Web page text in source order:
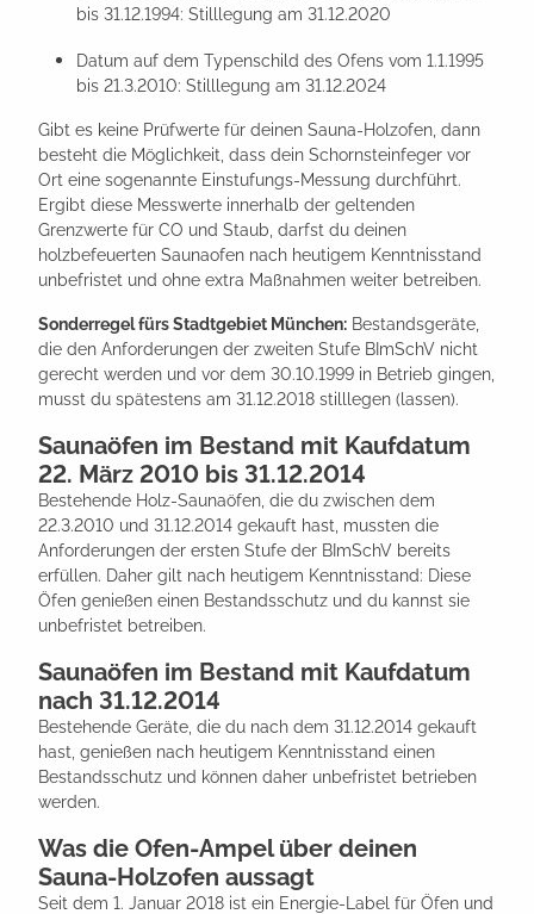
bis 31.12.1994: Stilllegung am 31.12.2020
Datum auf dem Typenschild des Ofens vom 1.1.1995
bis 21.3.2010: Stilllegung am 31.12.2024
Gibt es keine Prüfwerte für deinen Sauna-Holzofen, dann
besteht die Möglichkeit, dass dein Schornsteinfeger vor
Ort eine sogenannte Einstufungs-Messung durchführt.
Ergibt diese Messwerte innerhalb der geltenden
Grenzwerte für CO und Staub, darfst du deinen
holzbefeuerten Saunaofen nach heutigem Kenntnisstand
unbefristet und ohne extra Maßnahmen weiter betreiben.
Sonderregel fürs Stadtgebiet München: Bestandsgeräte,
die den Anforderungen der zweiten Stufe BImSchV nicht
gerecht werden und vor dem 30.10.1999 in Betrieb gingen,
musst du spätestens am 31.12.2018 stilllegen (lassen).
Saunaöfen im Bestand mit Kaufdatum
22. März 2010 bis 31.12.2014
Bestehende Holz-Saunaöfen, die du zwischen dem
22.3.2010 und 31.12.2014 gekauft hast, mussten die
Anforderungen der ersten Stufe der BImSchV bereits
erfüllen. Daher gilt nach heutigem Kenntnisstand: Diese
Öfen genießen einen Bestandsschutz und du kannst sie
unbefristet betreiben.
Saunaöfen im Bestand mit Kaufdatum
nach 31.12.2014
Bestehende Geräte, die du nach dem 31.12.2014 gekauft
hast, genießen nach heutigem Kenntnisstand einen
Bestandsschutz und können daher unbefristet betrieben
werden.
Was die Ofen-Ampel über deinen
Sauna-Holzofen aussagt
Seit dem 1. Januar 2018 ist ein Energie-Label für Öfen und